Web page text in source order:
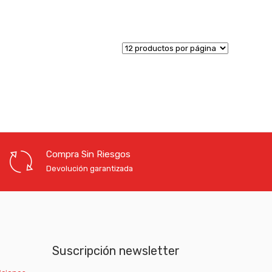
Compra Sin Riesgos
Devolución garantizada
Suscripción newsletter